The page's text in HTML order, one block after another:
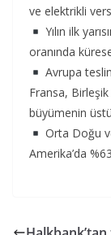
ve elektrikli
Yılın ilk
oranında
Avrupa
Fransa,
büyümenin
Orta Doğu
Amerika’da